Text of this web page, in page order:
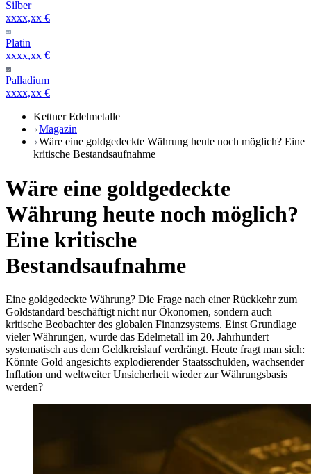
Silber
xxxx,xx €
Platin
xxxx,xx €
Palladium
xxxx,xx €
Kettner Edelmetalle
Magazin
Wäre eine goldgedeckte Währung heute noch möglich? Eine
kritische Bestandsaufnahme
Wäre eine goldgedeckte
Währung heute noch möglich?
Eine kritische
Bestandsaufnahme
Eine goldgedeckte Währung? Die Frage nach einer Rückkehr zum
Goldstandard beschäftigt nicht nur Ökonomen, sondern auch
kritische Beobachter des globalen Finanzsystems. Einst Grundlage
vieler Währungen, wurde das Edelmetall im 20. Jahrhundert
systematisch aus dem Geldkreislauf verdrängt. Heute fragt man sich:
Könnte Gold angesichts explodierender Staatsschulden, wachsender
Inflation und weltweiter Unsicherheit wieder zur Währungsbasis
werden?